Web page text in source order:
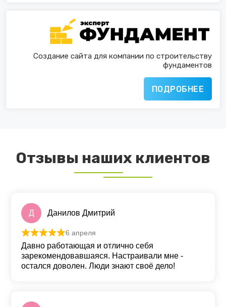
Создание сайта для компании по строительству
фундаментов
ПОДРОБНЕЕ
Отзывы наших клиентов
Д Данилов Дмитрий
Оценка 5из 5
6 апреля
Давно работающая и отлично себя
зарекомендовавшаяся. Настраивали мне -
остался доволен. Люди знают своё дело!